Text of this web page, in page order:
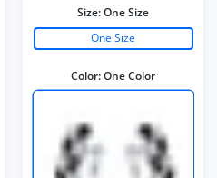
Size:One Size
One Size
Color:One Color